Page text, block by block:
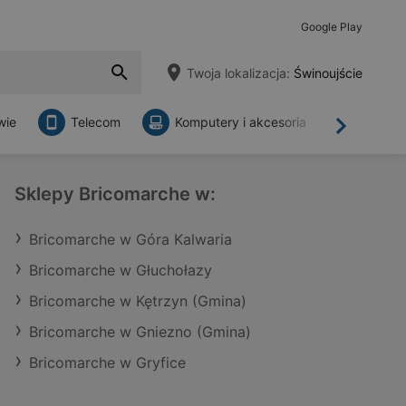
Google Play
Twoja lokalizacja: Świnoujście
Dalej
Telecom Komputery i akcesoria
Sklepy Bricomarche w:
Bricomarche w Góra Kalwaria
Bricomarche w Głuchołazy
Bricomarche w Kętrzyn (Gmina)
Bricomarche w Gniezno (Gmina)
Bricomarche w Gryfice